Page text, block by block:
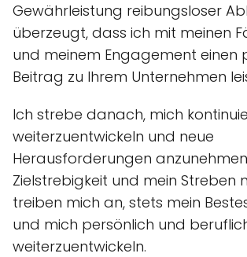
Gewährleistung reibungsloser
überzeugt, dass ich mit meinen
und meinem Engagement einen
Beitrag zu Ihrem Unternehmen
Ich strebe danach, mich
weiterzuentwickeln und neue
Herausforderungen
Zielstrebigkeit und mein Streben
treiben mich an, stets mein
und mich persönlich und
weiterzuentwickeln.